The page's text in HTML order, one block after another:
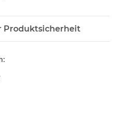
Produktsicherheit